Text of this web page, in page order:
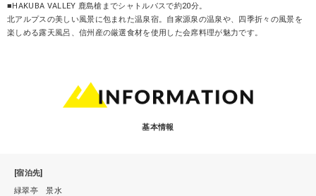
■HAKUBA VALLEY 鹿島槍までシャトルバスで約20分。
北アルプスの美しい風景に包まれた温泉宿。自家源泉の温泉や、四季折々の風景を
楽しめる露天風呂、信州産の厳選食材を使用した会席料理が魅力です。
基本情報
[宿泊先]
緑翠亭 景水